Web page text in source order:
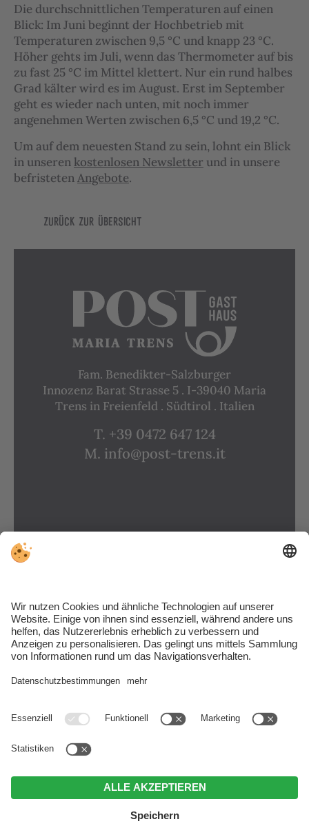
Die durchschnittlichen Temperaturen auf einen
Blick: Im Juni beginnt der Hochbetrieb mit
Temperaturen zwischen 9,5 °C und knapp 23 °C.
Höher gehts im Juli, wenn das Thermometer auf bis
zu fast 25 °C im Mittel klettert. Nur ein rund halbes
Grad kälter wird es im August. Erst im September
geht es wieder nach unten, mit noch immer
angenehmen Werten zwischen 6,5 °C und 19,2 °C.
Um auf dem neuesten Stand zu sein, lohnt ein Blick
in unseren kostenlosen Newsletter und in unsere
befristetenAngebote.
Zurück zur Übersicht
Fam. Benedikter-Salzburger
Innozenz Barat Strasse 5 . I-39040 Maria
Trens in Freienfeld . Südtirol . Italien
T. +39 0472 647 124
M. info@post-trens.it
FAQS
MwSt.-Nr. IT03184510216 . CIN: IT021016A1BUK7PQHT .